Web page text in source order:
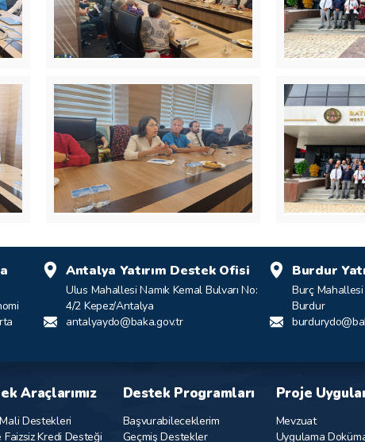
Antalya Yatırım Destek Ofisi
Ulus Mahallesi Namık Kemal Bulvarı No:
4/2 Kepez/Antalya
antalyaydo@baka.gov.tr
Burdur
Burç
Burdur
Araçlarımız
Destekleri
Faizsiz Kredi Desteği
Destek Programları
Başvurabileceklerim
Geçmiş Destekler
Proje
Mevzuat
Uygulama